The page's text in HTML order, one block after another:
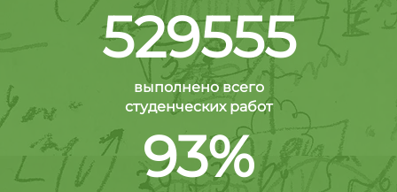
529555
выполнено всего
студенческих работ
93%